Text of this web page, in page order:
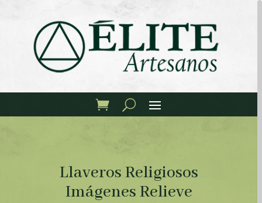
Llaveros Religiosos
Imágenes Relieve